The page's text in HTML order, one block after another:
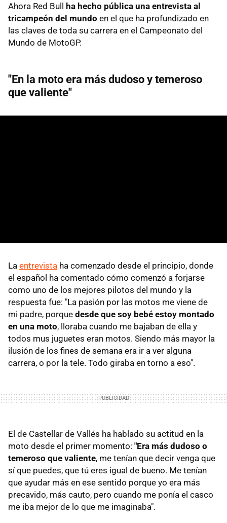
Ahora Red Bull ha hecho pública una entrevista al
tricampeón del mundo en el que ha profundizado en
las claves de toda su carrera en el Campeonato del
Mundo de MotoGP.
"En la moto era más dudoso y temeroso
que valiente"
La entrevista ha comenzado desde el principio, donde
el español ha comentado cómo comenzó a forjarse
como uno de los mejores pilotos del mundo y la
respuesta fue: "La pasión por las motos me viene de
mi padre, porque desde que soy bebé estoy montado
en una moto, lloraba cuando me bajaban de ella y
todos mus juguetes eran motos. Siendo más mayor la
ilusión de los fines de semana era ir a ver alguna
carrera, o por la tele. Todo giraba en torno a eso".
El de Castellar de Vallés ha hablado su actitud en la
moto desde el primer momento: "Era más dudoso o
temeroso que valiente, me tenían que decir venga que
sí que puedes, que tú eres igual de bueno. Me tenían
que ayudar más en ese sentido porque yo era más
precavido, más cauto, pero cuando me ponía el casco
me iba mejor de lo que me imaginaba".